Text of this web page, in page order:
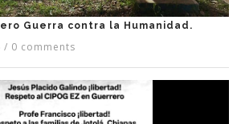
Guerra contra la Humanidad.
/ 0 comments